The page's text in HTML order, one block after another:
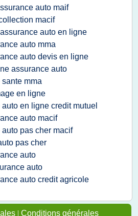
auto maif
macif
auto en ligne
auto mma
auto devis en ligne
assurance auto
mma
en ligne
en ligne credit mutuel
auto macif
pas cher macif
pas cher
auto
auto
auto credit agricole
| Conditions générales